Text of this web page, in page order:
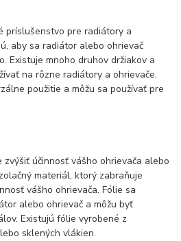
príslušenstvo pre radiátory a
aby sa radiátor alebo ohrievač
Existuje mnoho druhov držiakov a
na rôzne radiátory a ohrievače.
použitie a môžu sa používať pre
zvýšiť účinnosť vášho ohrievača alebo
materiál, ktorý zabraňuje
vášho ohrievača. Fólie sa
alebo ohrievač a môžu byť
Existujú fólie vyrobené z
sklených vlákien.